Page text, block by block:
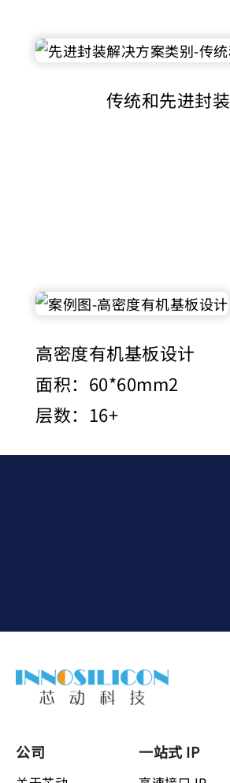
传统和先进封装
高密度有机基板设计
面积：60*60mm2
层数：16+
公司 一站式 IP